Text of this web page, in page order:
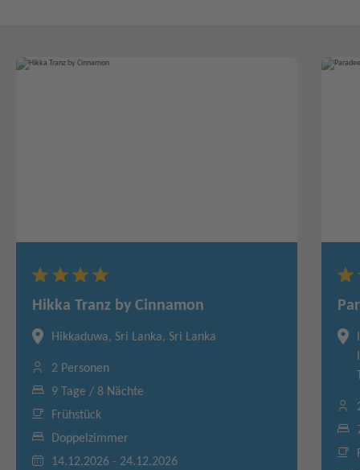
Hikka Tranz by Cinnamon
Hikkaduwa, Sri Lanka, Sri Lanka
2 Personen
9 Tage / 8 Nächte
Frühstück
Doppelzimmer
14.12.2026 - 24.12.2026